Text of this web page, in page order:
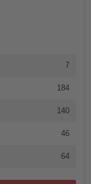
7
184
140
46
64